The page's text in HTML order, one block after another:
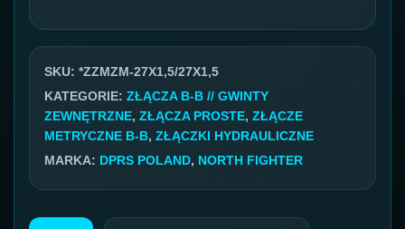
27x1,5
18L
/27x1,5
18L
SKU: *ZZMZM-27X1,5/27X1,5
KATEGORIE: ZŁĄCZA B-B // GWINTY
ZEWNĘTRZNE, ZŁĄCZA PROSTE, ZŁĄCZE
METRYCZNE B-B, ZŁĄCZKI HYDRAULICZNE
MARKA: DPRS POLAND, NORTH FIGHTER